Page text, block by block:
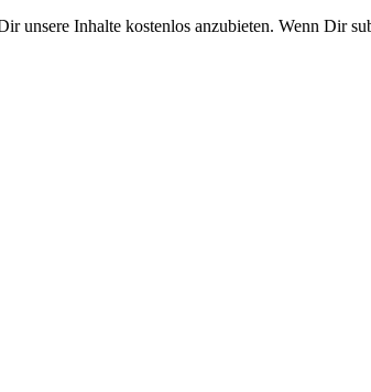
unsere Inhalte kostenlos anzubieten. Wenn Dir